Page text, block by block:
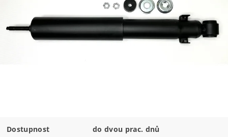
Dostupnost do dvou prac. dnů